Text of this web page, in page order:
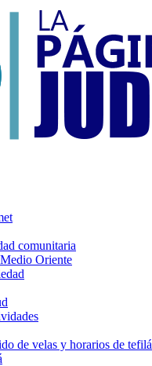
comunitaria
Oriente
de velas y horarios de tefilá